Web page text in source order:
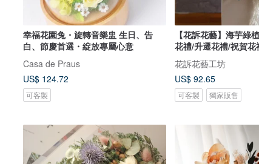
幸福花園兔・旋轉音樂盅 生日、告
白、節慶首選・綻放專屬心意
Casa de Praus
US$ 124.72
可客製
【花訴花藝】海芋綠
花禮/升遷花禮/祝賀花
花訴花藝工坊
US$ 92.65
可客製 獨家販售